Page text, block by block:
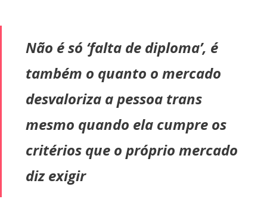
Não é só ‘falta de diploma’, é
também o quanto o mercado
desvaloriza a pessoa trans
mesmo quando ela cumpre os
critérios que o próprio mercado
diz exigir